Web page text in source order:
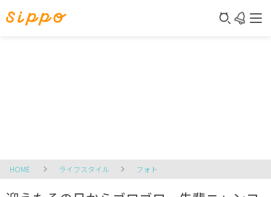
HOME ライフスタイル フォト